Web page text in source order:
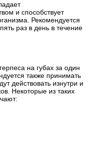
и способствует
Рекомендуется
раз в день в течение
на губах за один
также принимать
действовать изнутри и
Некоторые из таких